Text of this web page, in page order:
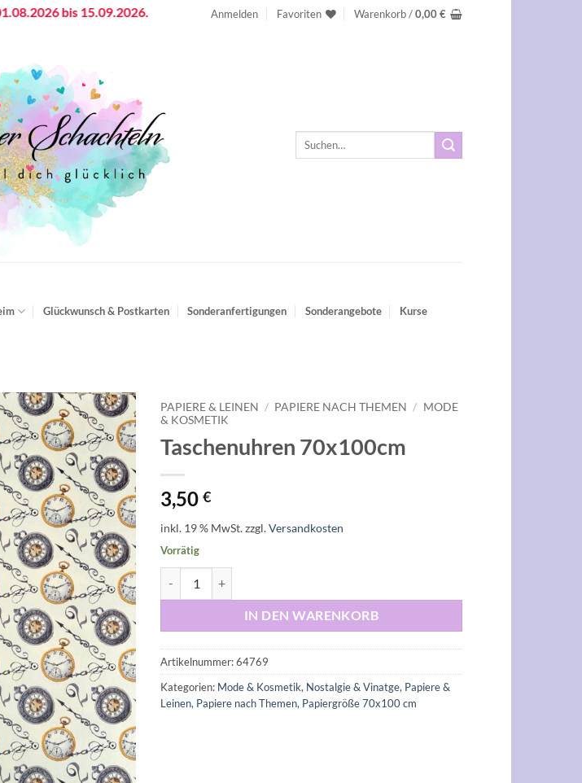
bis 15.09.2026. Anmelden Favoriten Warenkorb /0,00€
Suchen
Glückwunsch & Postkarten Sonderanfertigungen Sonderangebote Kurse
Auf die
Wunschliste
PAPIERE & LEINEN / PAPIERE NACH THEMEN / MODE
& KOSMETIK
Taschenuhren 70x100cm
3,50€
inkl. 19 % MwSt.zzgl.Versandkosten
Vorrätig
IN DEN WARENKORB
Artikelnummer:64769
Kategorien: Mode & Kosmetik, Nostalgie & Vinatge, Papiere &
Leinen, Papiere nach Themen, Papiergröße 70x100 cm